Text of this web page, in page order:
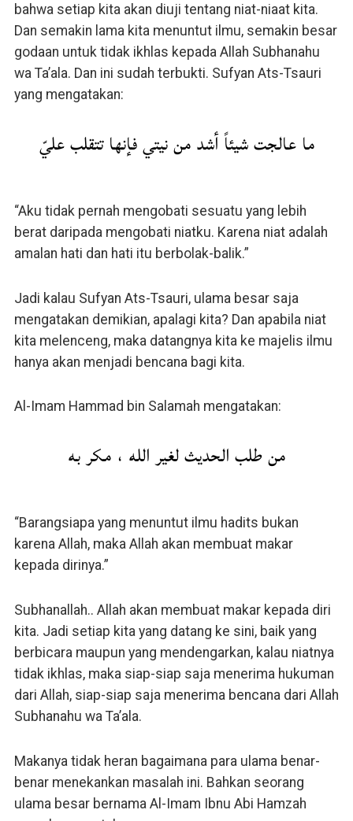
bahwa setiap kita akan diuji tentang niat-niaat kita.
Dan semakin lama kita menuntut ilmu, semakin besar
godaan untuk tidak ikhlas kepada Allah Subhanahu
wa Ta’ala. Dan ini sudah terbukti. Sufyan Ats-Tsauri
yang mengatakan:
ما عالجت شيئاً أشد من نيتي فإنها تتقلب عليّ
“Aku tidak pernah mengobati sesuatu yang lebih
berat daripada mengobati niatku. Karena niat adalah
amalan hati dan hati itu berbolak-balik.”
Jadi kalau Sufyan Ats-Tsauri, ulama besar saja
mengatakan demikian, apalagi kita? Dan apabila niat
kita melenceng, maka datangnya kita ke majelis ilmu
hanya akan menjadi bencana bagi kita.
Al-Imam Hammad bin Salamah mengatakan:
من طلب الحديث لغير الله ، مكر به
“Barangsiapa yang menuntut ilmu hadits bukan
karena Allah, maka Allah akan membuat makar
kepada dirinya.”
Subhanallah.. Allah akan membuat makar kepada diri
kita. Jadi setiap kita yang datang ke sini, baik yang
berbicara maupun yang mendengarkan, kalau niatnya
tidak ikhlas, maka siap-siap saja menerima hukuman
dari Allah, siap-siap saja menerima bencana dari Allah
Subhanahu wa Ta’ala.
Makanya tidak heran bagaimana para ulama benar-
benar menekankan masalah ini. Bahkan seorang
ulama besar bernama Al-Imam Ibnu Abi Hamzah